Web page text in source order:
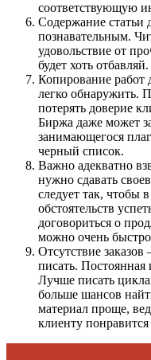
соответствующую
Содержание статьи
познавательным.
удовольствие от
будет хоть отбавляй.
Копирование работ
легко обнаружить.
потерять доверие
Биржа даже может
занимающегося
черный список.
Важно адекватно
нужно сдавать
следует так, чтобы
обстоятельств
договориться о
можно очень
Отсутствие
писать. Постоянная
Лучше писать
больше шансов
материал проще,
клиенту